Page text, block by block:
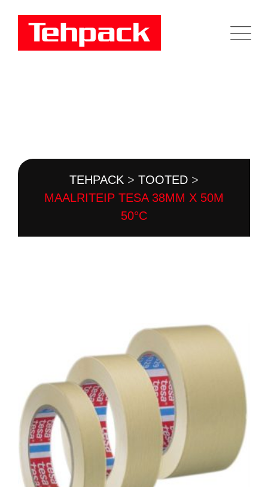
TEHPACK > TOOTED >
MAALRITEIP TESA 38MM X 50M
50°C